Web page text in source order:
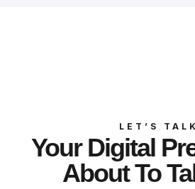
LET’S TALK
Your Digital
About To